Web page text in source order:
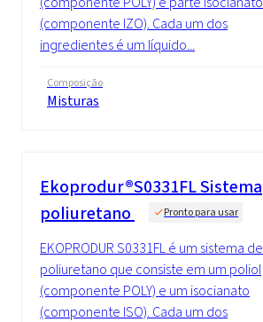
(componente IZO). Cada um dos
ingredientes é um líquido...
Composição
Misturas
Ekoprodur®S0331FL Sistema
poliuretano
Pronto para usar
EKOPRODUR S0331FL é um sistema de
poliuretano que consiste em um poliol
(componente POLY) e um isocianato
(componente ISO). Cada um dos